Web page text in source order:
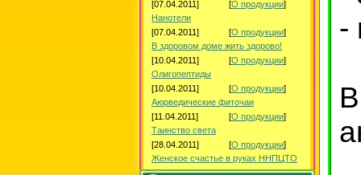
[07.04.2011] [О продукции]
Нанотели
[07.04.2011]
[О продукции]
В здоровом доме жить здорово!
[10.04.2011]
[О продукции]
Олигопептиды
[10.04.2011]
[О продукции]
Аюрведические фиточаи
[11.04.2011]
[О продукции]
Таинство света
[28.04.2011]
[О продукции]
Женское счастье в руках ННПЦТО
-